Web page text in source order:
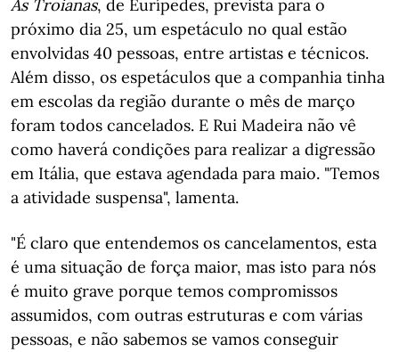
As Troianas, de Eurípedes, prevista para o
próximo dia 25, um espetáculo no qual estão
envolvidas 40 pessoas, entre artistas e técnicos.
Além disso, os espetáculos que a companhia tinha
em escolas da região durante o mês de março
foram todos cancelados. E Rui Madeira não vê
como haverá condições para realizar a digressão
em Itália, que estava agendada para maio. "Temos
a atividade suspensa", lamenta.
"É claro que entendemos os cancelamentos, esta
é uma situação de força maior, mas isto para nós
é muito grave porque temos compromissos
assumidos, com outras estruturas e com várias
pessoas, e não sabemos se vamos conseguir